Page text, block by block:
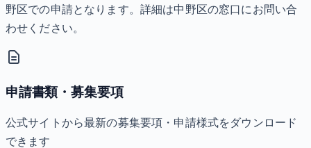
野区での申請となります。詳細は中野区の窓口にお問い合
わせください。
申請書類・募集要項
公式サイトから最新の募集要項・申請様式をダウンロード
できます